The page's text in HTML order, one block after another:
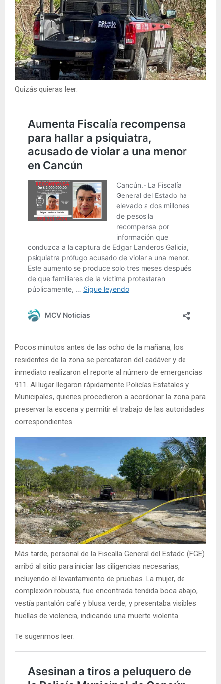
Quizás quieras leer:
Pocos minutos antes de las ocho de la mañana, los
residentes de la zona se percataron del cadáver y de
inmediato realizaron el reporte al número de emergencias
911. Al lugar llegaron rápidamente Policías Estatales y
Municipales, quienes procedieron a acordonar la zona para
preservar la escena y permitir el trabajo de las autoridades
correspondientes.
Más tarde, personal de la Fiscalía General del Estado (FGE)
arribó al sitio para iniciar las diligencias necesarias,
incluyendo el levantamiento de pruebas. La mujer, de
complexión robusta, fue encontrada tendida boca abajo,
vestía pantalón café y blusa verde, y presentaba visibles
huellas de violencia, indicando una muerte violenta.
Te sugerimos leer: